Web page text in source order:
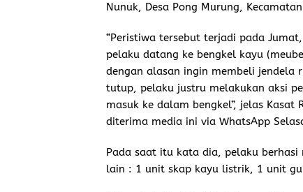
Nunuk, Desa Pong Murung,
“Peristiwa tersebut terjadi pada
pelaku datang ke bengkel kayu
dengan alasan ingin membeli jendela
tutup, pelaku justru melakukan aksi
masuk ke dalam bengkel”, jelas
diterima media ini via WhatsApp
Pada saat itu kata dia, pelaku
lain : 1 unit skap kayu listrik, 1 unit